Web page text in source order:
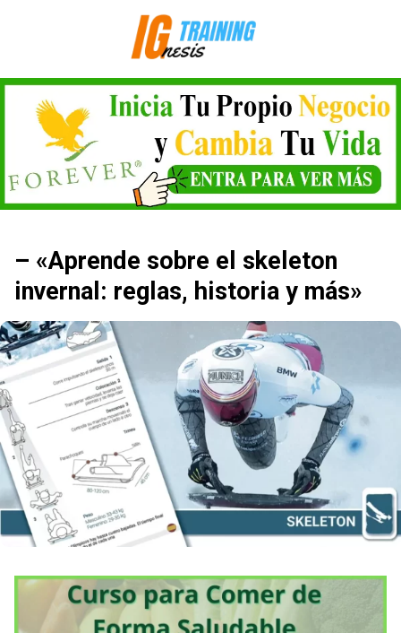
– «Aprende sobre el skeleton
invernal: reglas, historia y más»